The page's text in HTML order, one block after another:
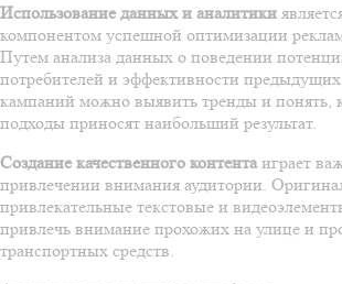
Использование данных и аналитики
компонентом успешной оптимизации
Путем анализа данных о поведении
потребителей и эффективности
кампаний можно выявить тренды и понять,
подходы приносят наибольший результат.
Создание качественного контентаиграет
привлечении внимания аудитории.
привлекательные текстовые и
привлечь внимание прохожих на улице и
транспортных средств.